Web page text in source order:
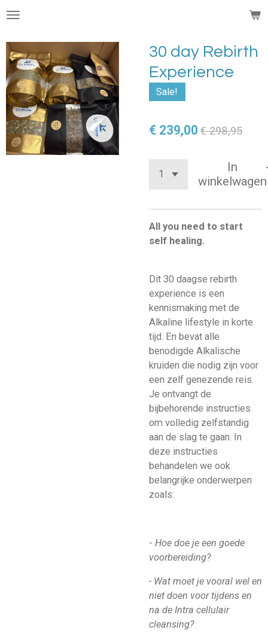
Ga
naar
de
hoofdinhoud
30 day Rebirth
Experience
Sale!
€ 239,00 € 298,95
In
winkelwagen
All you need to start
self healing.
Dit 30 daagse rebirth
experience is een
kennismaking met de
Alkaline lifestyle in korte
tijd. En bevat alle
benodigde Alkalische
kruiden die nodig zijn voor
een zelf genezende reis.
Je ontvangt de
bijbehorende instructies
om volledig zelfstandig
aan de slag te gaan. In
deze instructies
behandelen we ook
belangrijke onderwerpen
zoals:
- Hoe doe je een goede
voorbereiding?
- Wat moet je vooral wel en
niet doen voor tijdens en
na de Intra cellulair
cleansing?